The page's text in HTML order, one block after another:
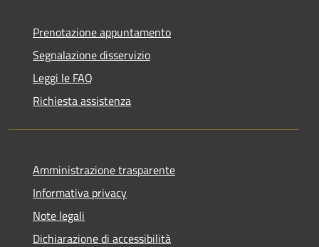
Prenotazione appuntamento
Segnalazione disservizio
Leggi le FAQ
Richiesta assistenza
Amministrazione trasparente
Informativa privacy
Note legali
Dichiarazione di accessibilità